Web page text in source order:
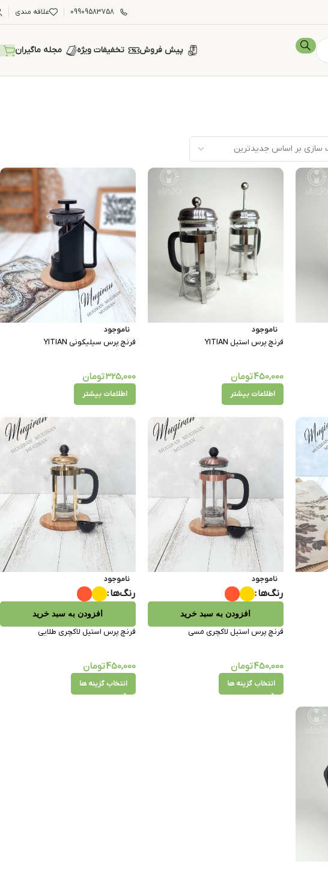
09909583758 علاقه مندی
پیش فروش تخفیفات ویژه مجله ماگیران
ناموجود
فرنچ پرس استیل YITIAN
450,000تومان
اطلاعات بیشتر
ناموجود
فرنچ پرس سیلیکونی YITIAN
325,000تومان
اطلاعات بیشتر
ناموجود
رنگ‌ها
افزودن به سبد خرید
فرنچ پرس استیل لاکچری مسی
450,000تومان
انتخاب گزینه ها
ناموجود
رنگ‌ها
افزودن به سبد خرید
فرنچ پرس استیل لاکچری طلایی
450,000تومان
انتخاب گزینه ها